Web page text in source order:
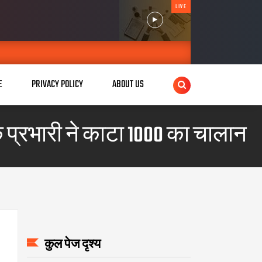
LIVE
PRIVACY POLICY ABOUT US
ने काटा 1000 का चालान
कुल पेज दृश्य